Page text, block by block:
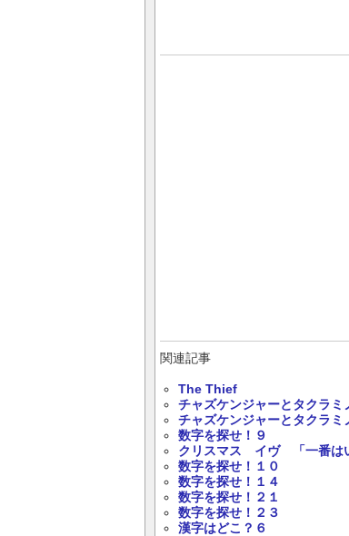
関連記事
The Thief
チャズケンジャーとタクラ
チャズケンジャーとタクラ
数字を探せ！９
クリスマス イヴ 「一番は
数字を探せ！１０
数字を探せ！１４
数字を探せ！２１
数字を探せ！２３
漢字はどこ？６